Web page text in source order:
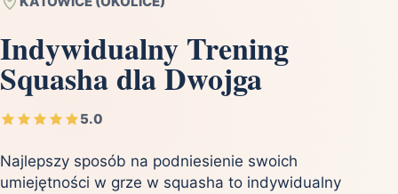
Indywidualny Trening
Squasha dla Dwojga
5.0
Najlepszy sposób na podniesienie swoich
umiejętności w grze w squasha to indywidualny